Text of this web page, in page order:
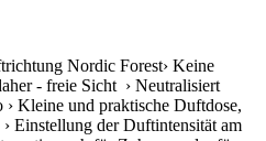
Nordic Forest› Keine
- freie Sicht › Neutralisiert
Kleine und praktische Duftdose,
Einstellung der Duftintensität am